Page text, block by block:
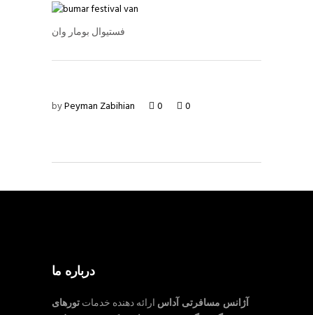
فستیوال بومار وان
byPeyman Zabihian 0 0
درباره ما
آژانس مسافرتی آداس ارائه دهنده خدماتتورهای